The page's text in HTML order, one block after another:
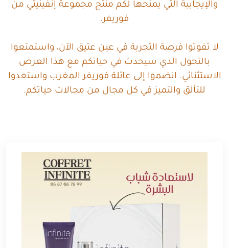
والإيجابية التي يمنحها لكم منتج مجموعة إنفينيتي من
فوريفر.
لا تفوتوا فرصة التجربة في عين عتيق الآن، واستمتعوا
بالتحول الذي سيحدث في حياتكم مع هذا العرض
الاستثنائي. انضموا إلى عائلة فوريفر المغرب واستعدوا
للتألق والتميز في كل مجال من مجالات حياتكم.